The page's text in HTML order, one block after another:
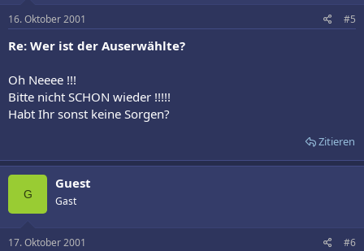
16. Oktober 2001 #5
Re: Wer ist der Auserwählte?
Oh Neeee !!!
Bitte nicht SCHON wieder !!!!!
Habt Ihr sonst keine Sorgen?
Zitieren
G
Guest
Gast
17. Oktober 2001 #6